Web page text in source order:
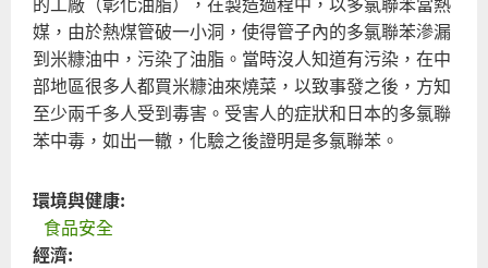
媒，由於熱煤管破一小洞，使得管子內的多氯聯苯滲漏
到米糠油中，污染了油脂。當時沒人知道有污染，在中
部地區很多人都買米糠油來燒菜，以致事發之後，方知
至少兩千多人受到毒害。受害人的症狀和日本的多氯聯
苯中毒，如出一轍，化驗之後證明是多氯聯苯。
環境與健康:
食品安全
經濟: